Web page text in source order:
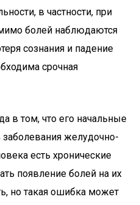
в частности, при
болей наблюдаются
сознания и падение
срочная
в том, что его начальные
желудочно-
есть хронические
появление болей на их
но такая ошибка может